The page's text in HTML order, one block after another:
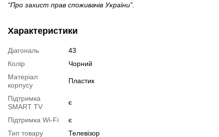
“Про захист прав споживачів України”.
Характеристики
Діагональ
43
Колір
Чорний
Матеріал
корпусу
Пластик
Підтримка
SMART TV
є
Підтримка Wi-Fi
є
Тип товару
Телевізор